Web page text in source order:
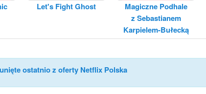
Let's Fight Ghost
Magiczne Podhale
z Sebastianem
Karpielem-Bułecką
ostatnio z oferty Netflix Polska